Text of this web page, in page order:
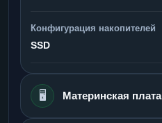
Конфигурация накопителей
SSD
🖥️ Материнская плата